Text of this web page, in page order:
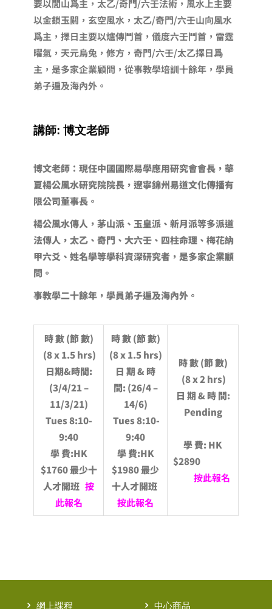
要以閭山爲主，太乙/奇門/六壬法術，風水上主要
以金鎖玉關，玄空風水，太乙/奇門/六壬山向風水
爲主，擇日主要以爐傳鬥首，儀度六壬鬥首，雷霆
曜氣，天元烏兔，修方，奇門/六壬/太乙擇日爲
主，是多家企業顧問，從事教學培訓十餘年，學員
弟子遍及海內外。
講師: 博文老師
博文老師：現任中國國際易學應用研究會會長，華
夏楊公風水研究院院長，遼寧錦州易道文化傳播有
限公司董事長。
楊公風水傳人，茅山派、玉皇派、新月派等多派道
法傳人，太乙、奇門、大六壬、四柱命理、梅花納
甲六爻、姓名學等學科資深研究者，是多家企業顧
問。
事教學二十餘年，學員弟子遍及海內外。
時 數 (節 數)
(8 x 1.5 hrs)
日期&時間:
(3/4/21–
11/3/21)
Tues 8:10-
9:40
學 費:HK
$1760最少十
人才開班 按
此報名
時 數 (節 數)
(8 x 1.5 hrs)
日 期 & 時
間: (26/4 –
14/6)
Tues 8:10-
9:40
學 費:HK
$1980最少
十人才開班
按此報名
時 數 (節 數)
(8 x 2 hrs)
日 期 & 時 間:
Pending
學 費: HK
$2890
按此報名
網上課程 中心商品